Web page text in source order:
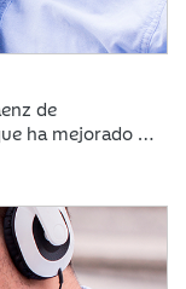
de
ha mejorado el
de la inflación
Europa subió
con dudas
a los resultados